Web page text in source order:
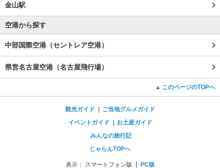
金山駅
空港から探す
中部国際空港（セントレア空港）
県営名古屋空港（名古屋飛行場）
このページのTOPへ
観光ガイド
ご当地グルメガイド
イベントガイド
お土産ガイド
みんなの旅行記
じゃらんTOPへ
表示： スマートフォン版 PC版